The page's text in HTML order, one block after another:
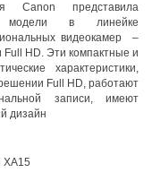
Canon представила
модели в линейке
видеокамер –
HD. Эти компактные и
характеристики,
Full HD, работают
записи, имеют
дизайн